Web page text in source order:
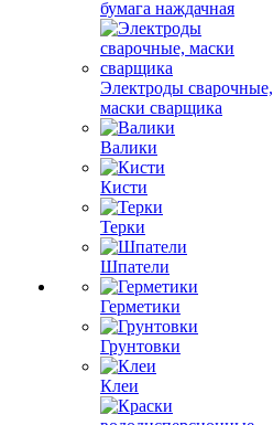
бумага наждачная
Электроды сварочные,
маски сварщика
Валики
Кисти
Терки
Шпатели
Герметики
Грунтовки
Клеи